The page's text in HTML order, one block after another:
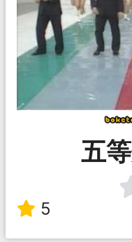
五
5